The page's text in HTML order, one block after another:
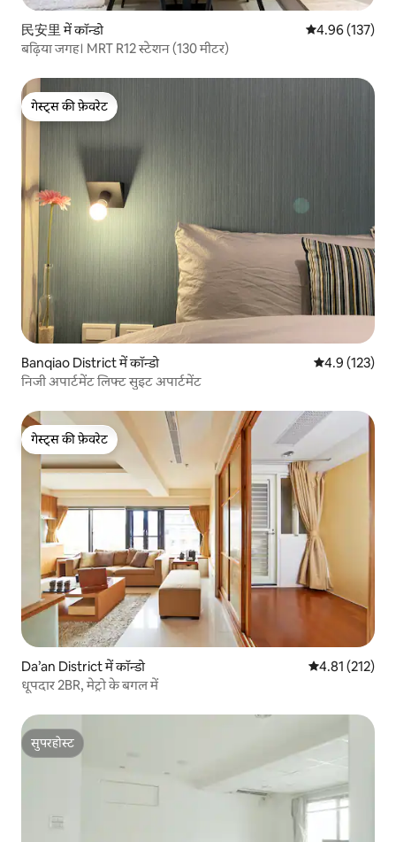
民安里 में कॉन्डो औसत रेटिंग 5 में से
4.96 (137)
बढ़िया जगह। MRT R12 स्टेशन (130 मीटर)
गेस्ट्स की फ़ेवरेट
गेस्ट्स की फ़ेवरेट
Banqiao District में कॉन्डो औसत रेटिंग 5 में
4.9 (123)
निजी अपार्टमेंट लिफ्ट सुइट अपार्टमेंट
गेस्ट्स की फ़ेवरेट
गेस्ट्स की फ़ेवरेट
Da’an District में कॉन्डो औसत रेटिंग 5 में से
4.81 (212)
धूपदार 2BR, मेट्रो के बगल में
सुपरहोस्ट
सुपरहोस्ट